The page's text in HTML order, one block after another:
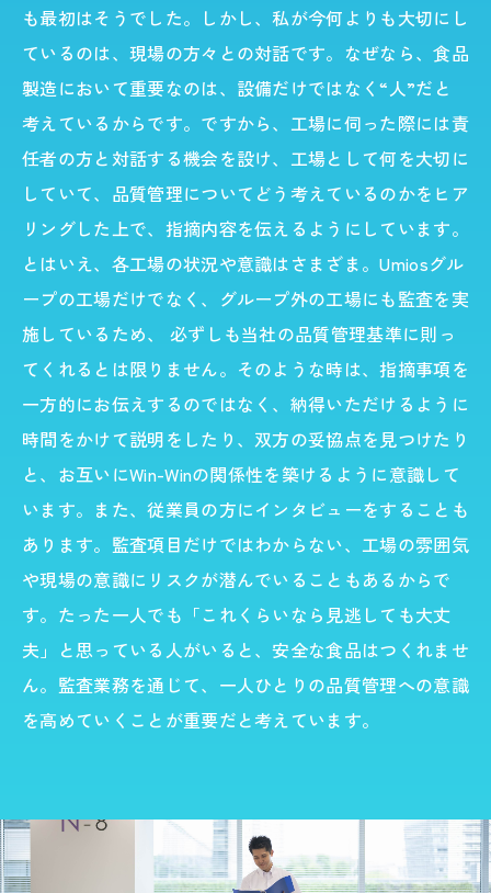
も最初はそうでした。しかし、私が今何よりも大切にし
ているのは、現場の方々との対話です。なぜなら、食品
製造において重要なのは、設備だけではなく“人”だと
考えているからです。ですから、工場に伺った際には責
任者の方と対話する機会を設け、工場として何を大切に
していて、品質管理についてどう考えているのかをヒア
リングした上で、指摘内容を伝えるようにしています。
とはいえ、各工場の状況や意識はさまざま。Umiosグル
ープの工場だけでなく、グループ外の工場にも監査を実
施しているため、 必ずしも当社の品質管理基準に則っ
てくれるとは限りません。そのような時は、指摘事項を
一方的にお伝えするのではなく、納得いただけるように
時間をかけて説明をしたり、双方の妥協点を見つけたり
と、お互いにWin-Winの関係性を築けるように意識して
います。また、従業員の方にインタビューをすることも
あります。監査項目だけではわからない、工場の雰囲気
や現場の意識にリスクが潜んでいることもあるからで
す。たった一人でも「これくらいなら見逃しても大丈
夫」と思っている人がいると、安全な食品はつくれませ
ん。監査業務を通じて、一人ひとりの品質管理への意識
を高めていくことが重要だと考えています。